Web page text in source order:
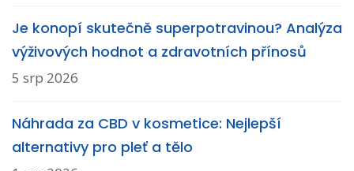
Je konopí skutečně superpotravinou? Analýza
výživových hodnot a zdravotních přínosů
5 srp 2026
Náhrada za CBD v kosmetice: Nejlepší
alternativy pro pleť a tělo